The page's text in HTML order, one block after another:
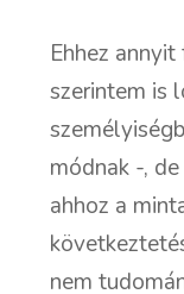
Ehhez
szerintem is
módnak -,
ahhoz a
nem